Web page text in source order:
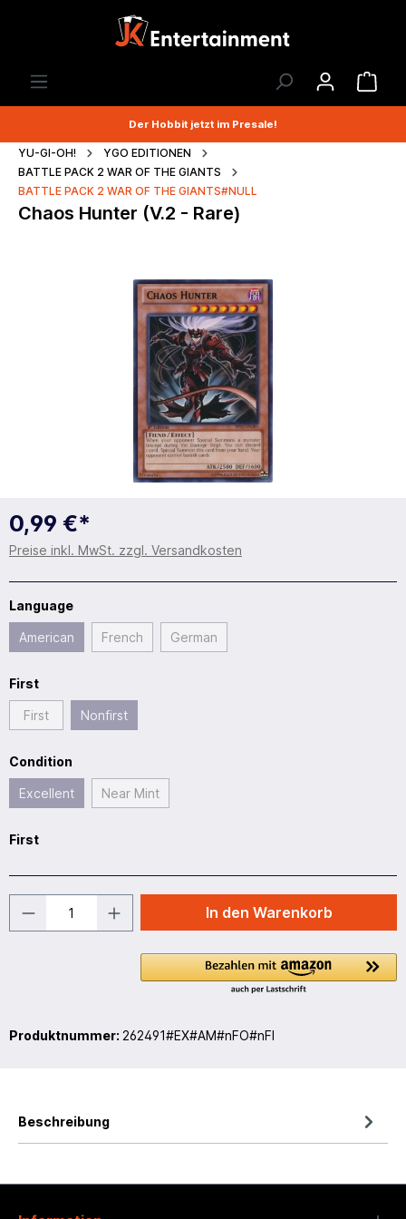
Der Hobbit jetzt im Presale!
YU-GI-OH!
YGO EDITIONEN
BATTLE PACK 2 WAR OF THE GIANTS
BATTLE PACK 2 WAR OF THE GIANTS#NULL
Chaos Hunter (V.2 - Rare)
0,99 €*
Preise inkl. MwSt. zzgl. Versandkosten
Language
American French German
First
First Nonfirst
Condition
Excellent Near Mint
First
In den Warenkorb
Produktnummer: 262491#EX#AM#nFO#nFI
Beschreibung